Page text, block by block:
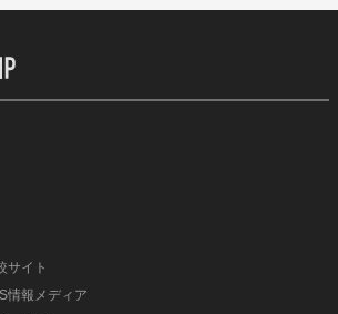
サイト
情報メディア